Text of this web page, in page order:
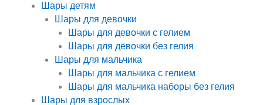
Шары детям
Шары для девочки
Шары для девочки с гелием
Шары для девочки без гелия
Шары для мальчика
Шары для мальчика с гелием
Шары для мальчика наборы без гелия
Шары для взрослых